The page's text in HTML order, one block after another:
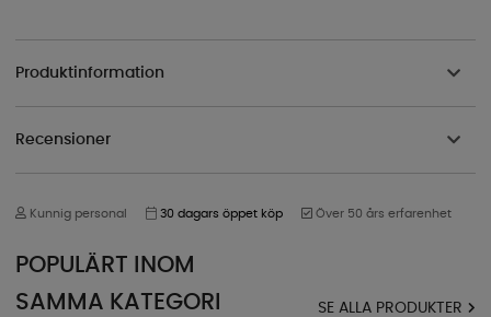
Produktinformation
Recensioner
Kunnig personal 30 dagars öppet köp Över 50 års erfarenhet
POPULÄRT INOM
SAMMA KATEGORI
SE ALLA PRODUKTER